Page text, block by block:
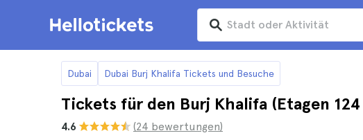
Dubai Dubai Burj Khalifa Tickets und Besuche
Tickets für den Burj Khalifa (Etagen
4.6 (24 bewertungen)